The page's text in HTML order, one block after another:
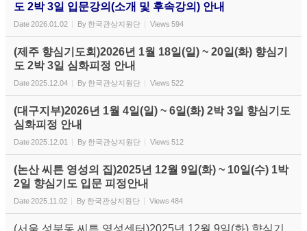
도 2박 3일 입문강의(소개 및 후속강의) 안내
Date2026.01.02 By 한국관상지원단 Views 594
(제주 향심기도회)2026년 1월 18일(일) ~ 20일(화) 향심기
도 2박 3일 심화피정 안내
Date2025.12.04 By 한국관상지원단 Views 522
(대구지부)2026년 1월 4일(일) ~ 6일(화) 2박 3일 향심기도
심화피정 안내
Date2025.12.01 By 한국관상지원단 Views 512
(논산 씨튼 영성의 집)2025년 12월 9일(화) ~ 10일(수) 1박
2일 향심기도 입문 피정안내
Date2025.11.02 By 한국관상지원단 Views 484
(서울 성북동 씨튼 영성센터)2025년 12월 9일(화) 향심기